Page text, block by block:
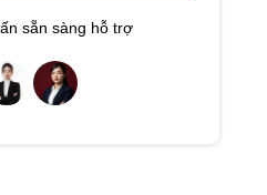
sẵn sàng hỗ trợ